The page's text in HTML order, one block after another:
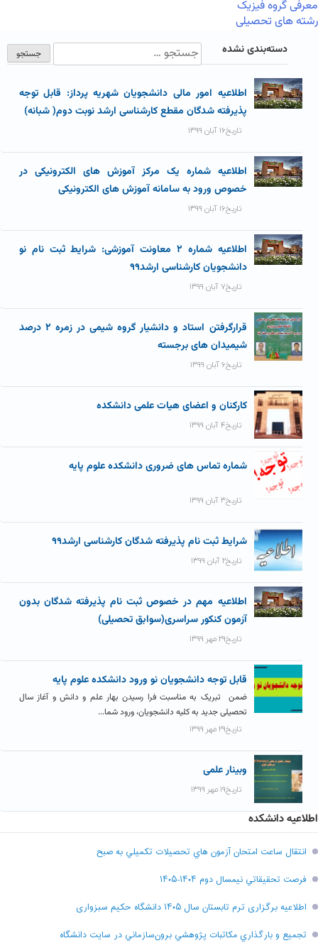
معرفی گروه فیزیک
رشته های تحصیلی
دسته‌بندی نشده
اطلاعیه امور مالی دانشجویان شهریه پرداز: قابل توجه
پذیرفته شدگان مقطع کارشناسی ارشد نوبت دوم( شبانه)
تاریخ۱۶ آبان ۱۳۹۹
اطلاعیه شماره یک مرکز آموزش های الکترونیکی در
خصوص ورود به سامانه آموزش های الکترونیکی
تاریخ۱۶ آبان ۱۳۹۹
اطلاعیه شماره ۲ معاونت آموزشی: شرایط ثبت نام نو
دانشجویان کارشناسی ارشد۹۹
تاریخ۷ آبان ۱۳۹۹
قرارگرفتن استاد و دانشیار گروه شیمی در زمره ۲ درصد
شیمیدان های برجسته
تاریخ۶ آبان ۱۳۹۹
کارکنان و اعضای هیات علمی دانشکده
تاریخ۴ آبان ۱۳۹۹
شماره تماس های ضروری دانشکده علوم پایه
تاریخ۳ آبان ۱۳۹۹
شرایط ثبت نام پذیرفته شدگان کارشناسی ارشد۹۹
تاریخ۲ آبان ۱۳۹۹
اطلاعیه مهم در خصوص ثبت نام پذیرفته شدگان بدون
آزمون کنکور سراسری(سوابق تحصیلی)
تاریخ۲۹ مهر ۱۳۹۹
قابل توجه دانشجویان نو ورود دانشکده علوم پایه
ضمن تبریک به مناسبت فرا رسیدن بهار علم و دانش و آغاز سال
تحصیلی جدید به کلیه دانشجویان، ورود شما...
تاریخ۲۹ مهر ۱۳۹۹
وبینار علمی
تاریخ۱۹ مهر ۱۳۹۹
اطلاعیه دانشکده
انتقال ساعت امتحان آزمون هاي تحصيلات تکميلي به صبح
فرصت تحقيقاتي نیمسال دوم ۱۴۰۴-۱۴۰۵
اطلاعیه برگزاری ترم تابستان سال ۱۴۰۵ دانشگاه حکیم سبزواری
تجميع و بارگذاري مکاتبات پژوهشي برون‌سازماني در سايت دانشگاه